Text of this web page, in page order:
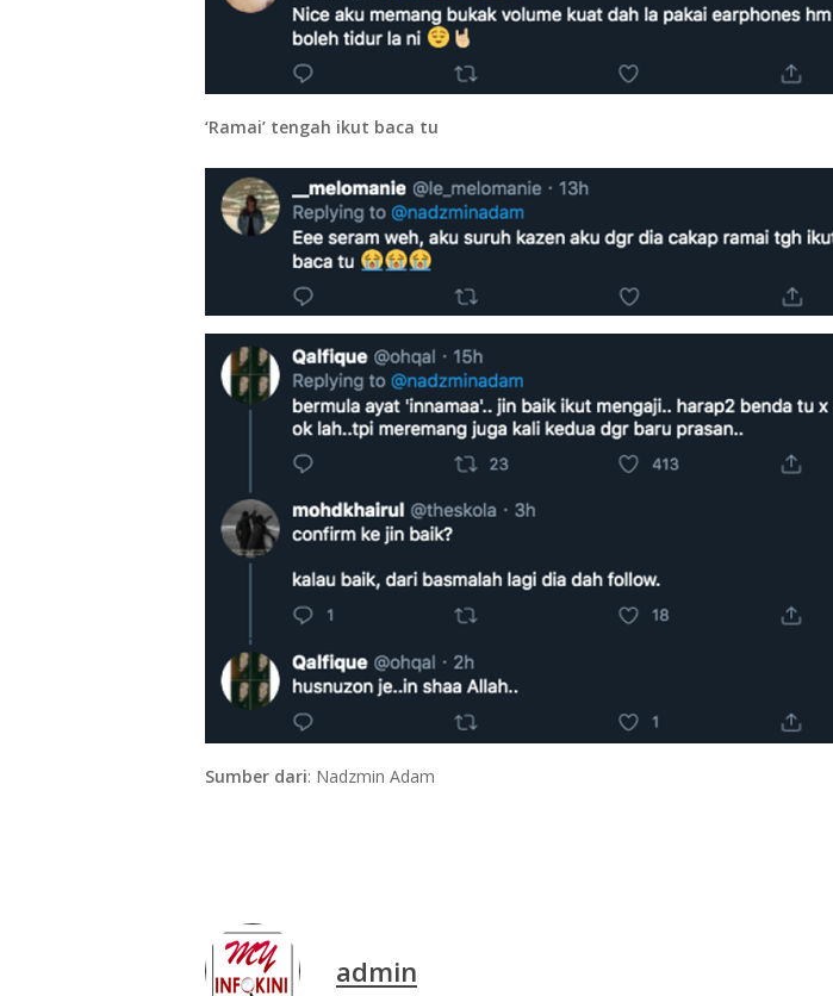
‘Ramai’ tengah ikut baca tu
Sumber dari: Nadzmin Adam
admin